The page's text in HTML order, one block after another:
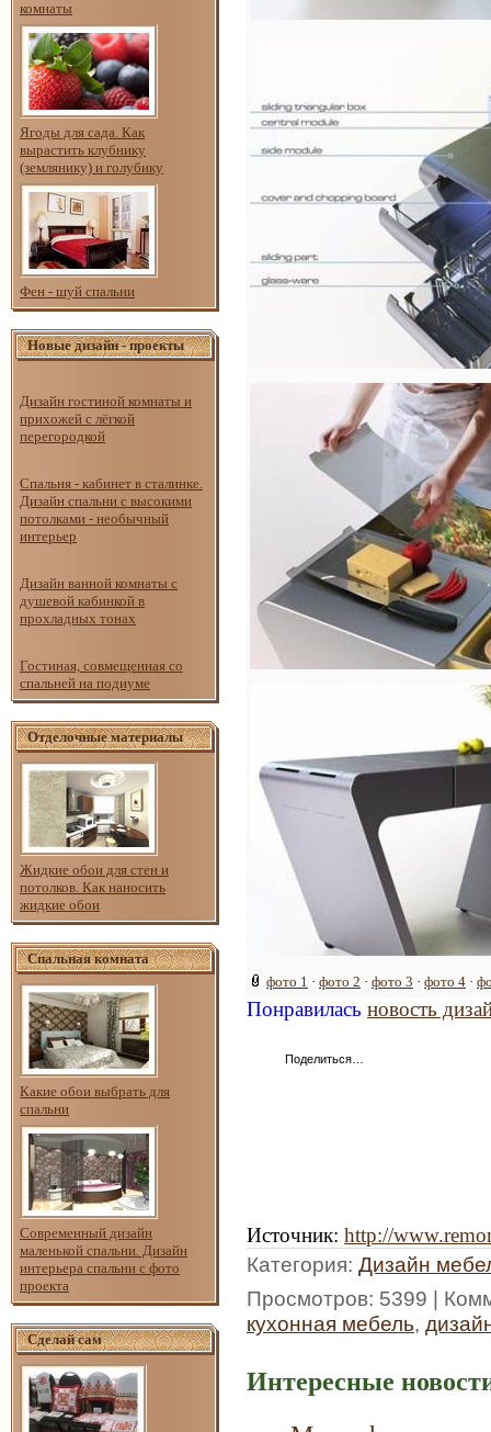
комнаты
Ягоды для сада. Как
вырастить клубнику
(землянику) и голубику
Фен - шуй спальни
Новые дизайн - проекты
Дизайн гостиной комнаты и
прихожей с лёгкой
перегородкой
Спальня - кабинет в сталинке.
Дизайн спальни с высокими
потолками - необычный
интерьер
Дизайн ванной комнаты с
душевой кабинкой в
прохладных тонах
Гостиная, совмещенная со
спальней на подиуме
Отделочные материалы
Жидкие обои для стен и
потолков. Как наносить
жидкие обои
Спальная комната
Какие обои выбрать для
спальни
Современный дизайн
маленькой спальни. Дизайн
интерьера спальни с фото
проекта
Сделай сам
фото 1 · фото 2 · фото 3 · фото 4 ·
Понравилась новость
Поделиться…
Источник: http://
Категория: Дизайн
Просмотров: 5399 |
кухонная мебель,
Интересные